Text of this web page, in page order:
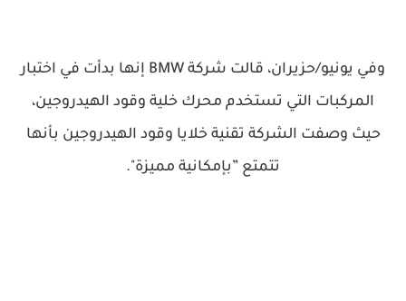
وفي يونيو/حزيران، قالت شركة BMW إنها بدأت في اختبار
المركبات التي تستخدم محرك خلية وقود الهيدروجين،
حيث وصفت الشركة تقنية خلايا وقود الهيدروجين بأنها
تتمتع ”بإمكانية مميزة".